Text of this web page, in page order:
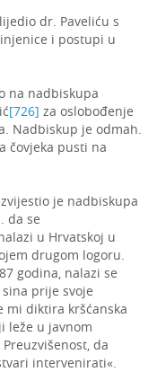
dr. Paveliću s
i postupi u
na nadbiskupa
[726] za oslobođenje
Nadbiskup je odmah.
čovjeka pusti na
je nadbiskupa
da se
u Hrvatskoj u
drugom logoru.
godina, nalazi se
prije svoje
mi diktira kršćanska
leže u javnom
da
intervenirati«.